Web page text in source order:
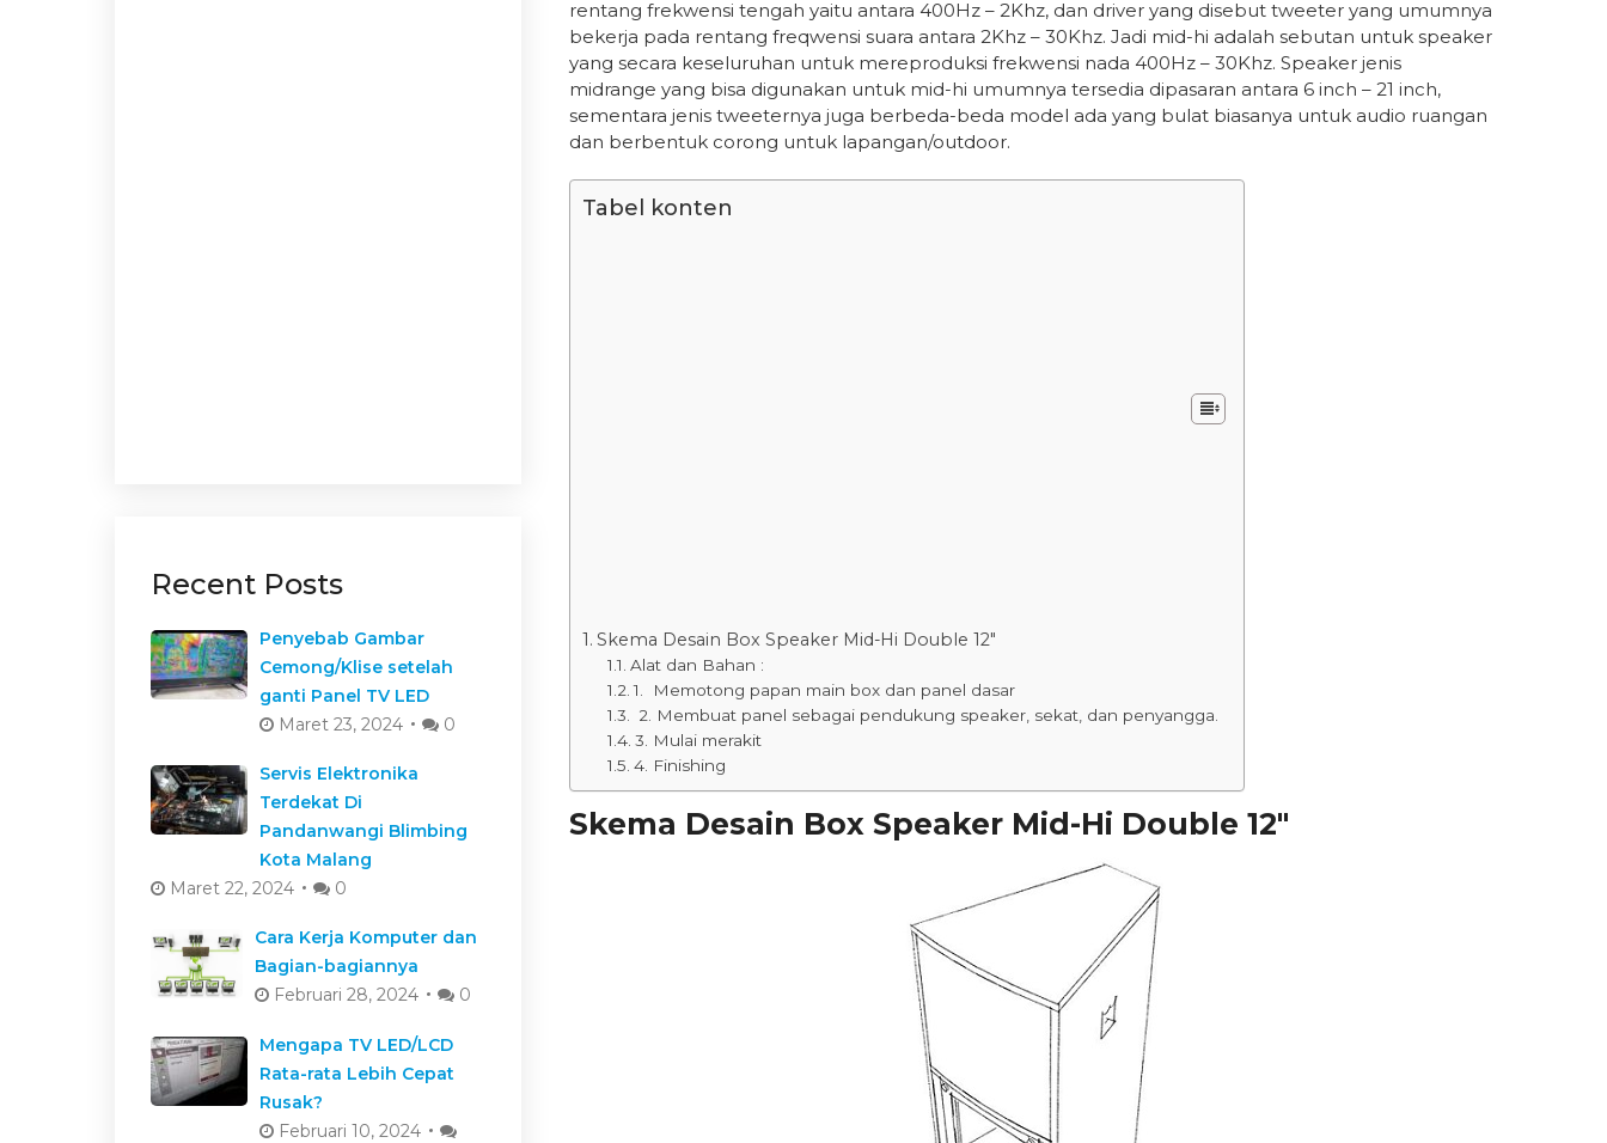
rentang frekwensi tengah yaitu antara 400Hz – 2Khz, dan driver yang disebut tweeter yang umumnya
bekerja pada rentang freqwensi suara antara 2Khz – 30Khz. Jadi mid-hi adalah sebutan untuk speaker
yang secara keseluruhan untuk mereproduksi frekwensi nada 400Hz – 30Khz. Speaker jenis
midrange yang bisa digunakan untuk mid-hi umumnya tersedia dipasaran antara 6 inch – 21 inch,
sementara jenis tweeternya juga berbeda-beda model ada yang bulat biasanya untuk audio ruangan
dan berbentuk corong untuk lapangan/outdoor.
Tabel konten
Skema Desain Box Speaker Mid-Hi Double 12″
Alat dan Bahan :
1. Memotong papan main box dan panel dasar
2. Membuat panel sebagai pendukung speaker, sekat, dan penyangga.
3. Mulai merakit
4. Finishing
Skema Desain Box Speaker Mid-Hi Double 12″
Recent Posts
Penyebab Gambar
Cemong/Klise setelah
ganti Panel TV LED
Maret 23, 2024
0
Servis Elektronika
Terdekat Di
Pandanwangi Blimbing
Kota Malang
Maret 22, 2024
0
Cara Kerja Komputer dan
Bagian-bagiannya
Februari 28, 2024
0
Mengapa TV LED/LCD
Rata-rata Lebih Cepat
Rusak?
Februari 10, 2024